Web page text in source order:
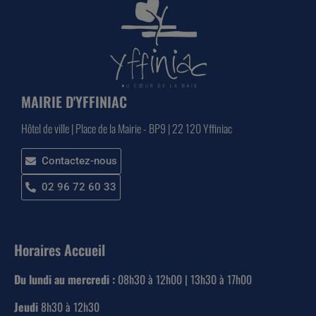
MAIRIE D'YFFINIAC
Hôtel de ville | Place de la Mairie - BP9 | 22 120 Yffiniac
Contactez-nous
02 96 72 60 33
Horaires Accueil
Du lundi au mercredi : 08h30 à 12h00 | 13h30 à 17h00
Jeudi 8h30 à 12h30